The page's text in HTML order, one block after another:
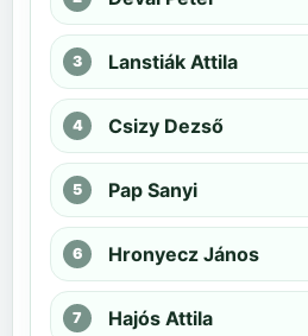
Lanstiák Attila
Csizy Dezső
Pap Sanyi
Hronyecz János
Hajós Attila